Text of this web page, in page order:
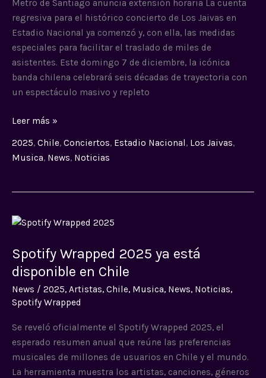
Metro de Santiago anuncia extensión horaria La cuenta
regresiva para el histórico concierto de Los Jaivas en
Estadio Nacional ya comenzó y, con ella, las medidas
especiales para facilitar el traslado de miles de
asistentes. Este domingo 7 de diciembre, la icónica
banda chilena celebrará seis décadas de trayectoria con
un espectáculo masivo y repleto
Extenderá
su
Horario
Leer más »
2025, Chile, Conciertos, Estadio Nacional , Los Jaivas,
Musica, News, Noticias
Spotify Wrapped 2025 ya está
disponible en Chile
News / 2025, Artistas, Chile, Musica, News, Noticias,
Spotify Wrapped
Se reveló oficialmente el Spotify Wrapped 2025, el
esperado resumen anual que reúne las preferencias
musicales de millones de usuarios en Chile y el mundo.
La herramienta muestra los artistas, canciones, géneros
Spotify
2025
ya
disponible
en
Chile